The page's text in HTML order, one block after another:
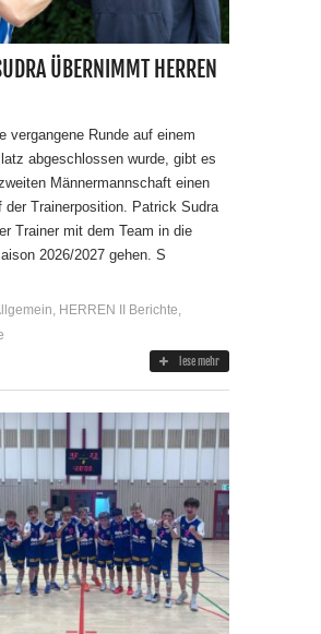
ÜBERNIMMT HERREN
vergangene Runde auf einem
abgeschlossen wurde, gibt es
Männermannschaft einen
der Trainerposition. Patrick Sudra
Trainer mit dem Team in die
2026/2027 gehen. S
, HERREN II Berichte,
lese mehr